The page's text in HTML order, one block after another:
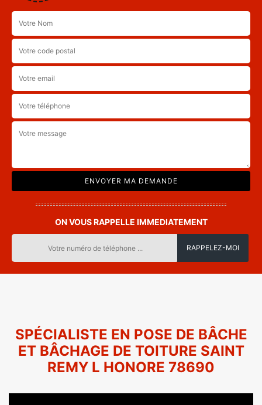
ON VOUS RAPPELLE IMMEDIATEMENT
SPÉCIALISTE EN POSE DE BÂCHE
ET BÂCHAGE DE TOITURE SAINT
REMY L HONORE 78690